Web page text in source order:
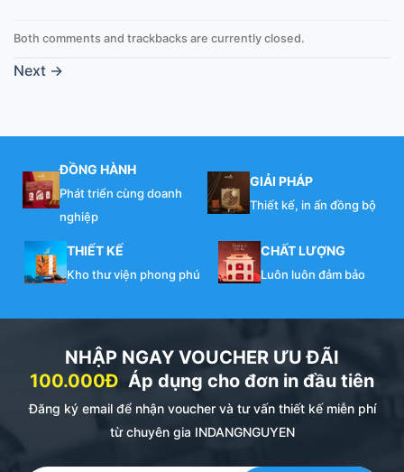
Both comments and trackbacks are currently closed.
Next →
ĐỒNG HÀNH
Phát triển cùng doanh
nghiệp
GIẢI PHÁP
Thiết kế, in ấn đồng bộ
THIẾT KẾ
Kho thư viện phong phú
CHẤT LƯỢNG
Luôn luôn đảm bảo
NHẬP NGAY VOUCHER ƯU ĐÃI
100.000Đ Áp dụng cho đơn in đầu tiên
Đăng ký email để nhận voucher và tư vấn thiết kế miễn phí
từ chuyên gia INDANGNGUYEN